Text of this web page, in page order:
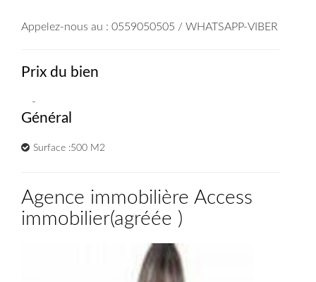
Appelez-nous au : 0559050505 / WHATSAPP-VIBER
Prix du bien
-
Général
Surface :500 M2
Agence immobilière Access
immobilier(agréée )